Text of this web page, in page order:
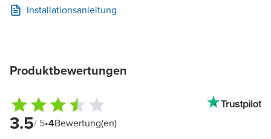
Installationsanleitung
Produktbewertungen
3.5/ 5•4Bewertung(en)